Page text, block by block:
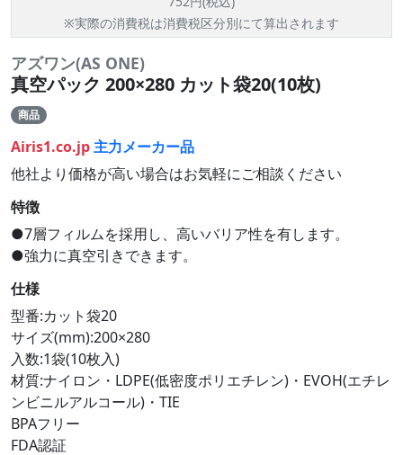
※実際の消費税は消費税区分別にて算出されます
アズワン(AS ONE)
真空パック 200×280 カット袋20(10枚)
商品
Airis1.co.jp主力メーカー品
他社より価格が高い場合はお気軽にご相談ください
特徴
●7層フィルムを採用し、高いバリア性を有します。
●強力に真空引きできます。
仕様
型番:カット袋20
サイズ(mm):200×280
入数:1袋(10枚入)
材質:ナイロン・LDPE(低密度ポリエチレン)・EVOH(エチレ
ンビニルアルコール)・TIE
BPAフリー
FDA認証